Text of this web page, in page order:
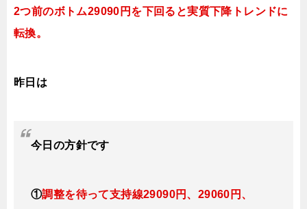
2つ前のボトム29090円を下回ると実質下降トレンドに
転換。
昨日は
今日 の方針です
①調整を待って支持線29090円、29060円、